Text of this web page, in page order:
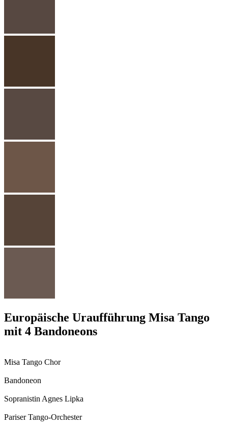
Europäische Uraufführung Misa Tango
mit 4 Bandoneons
Misa Tango Chor
Bandoneon
Sopranistin Agnes Lipka
Pariser Tango-Orchester